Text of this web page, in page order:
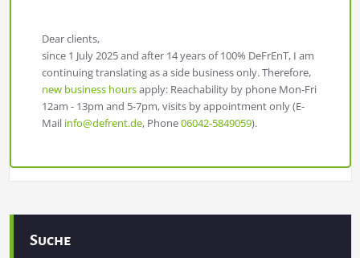
Dear clients,
since 1 July 2025 and after 14 years of 100% DeFrEnT, I am
continuing translating as a side business only. Therefore,
new business hoursapply: Reachability by phone Mon-Fri
12am - 13pm and 5-7pm, visits by appointment only (E-
Mail info@defrent.de, Phone06042-5849059).
Suche